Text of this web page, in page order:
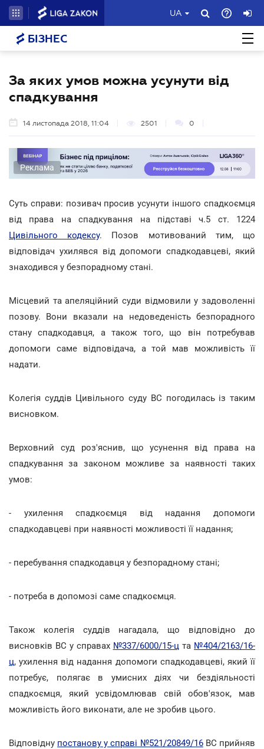
UA
БІЗНЕС
За яких умов можна усунути від
спадкування
14 листопада 2018, 11:04 2501 0
Реклама
Суть справи: позивач просив усунути іншого спадкоємця
від права на спадкування на підставі ч.5 ст. 1224
Цивільного кодексу. Позов мотивований тим, що
відповідач ухилявся від допомоги спадкодавцеві, який
знаходився у безпорадному стані.
Місцевий та апеляційний суди відмовили у задоволенні
позову. Вони вказали на недоведеність безпорадного
стану спадкодавця, а також того, що він потребував
допомоги саме відповідача, а той мав можливість її
надати.
Колегія суддів Цивільного суду ВС погодилась із таким
висновком.
Верховний суд роз'яснив, що усунення від права на
спадкування за законом можливе за наявності таких
умов:
- ухилення спадкоємця від надання допомоги
спадкодавцеві при наявності можливості її надання;
- перебування спадкодавця у безпорадному стані;
- потреба в допомозі саме спадкоємця.
Також колегія суддів нагадала, що відповідно до
висновків ВС у справах №337/6000/15-ц та №404/2163/16-
ц, ухилення від надання допомоги спадкодавцеві, який її
потребує, полягає в умисних діях чи бездіяльності
спадкоємця, який усвідомлював свій обов'язок, мав
можливість його виконати, але не зробив цього.
Відповідну постанову у справі №521/20849/16ВС прийняв